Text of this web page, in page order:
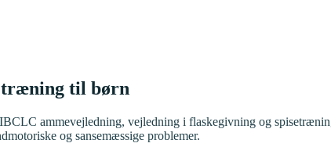
til børn
ammevejledning, vejledning i flaskegivning og
og sansemæssige problemer.